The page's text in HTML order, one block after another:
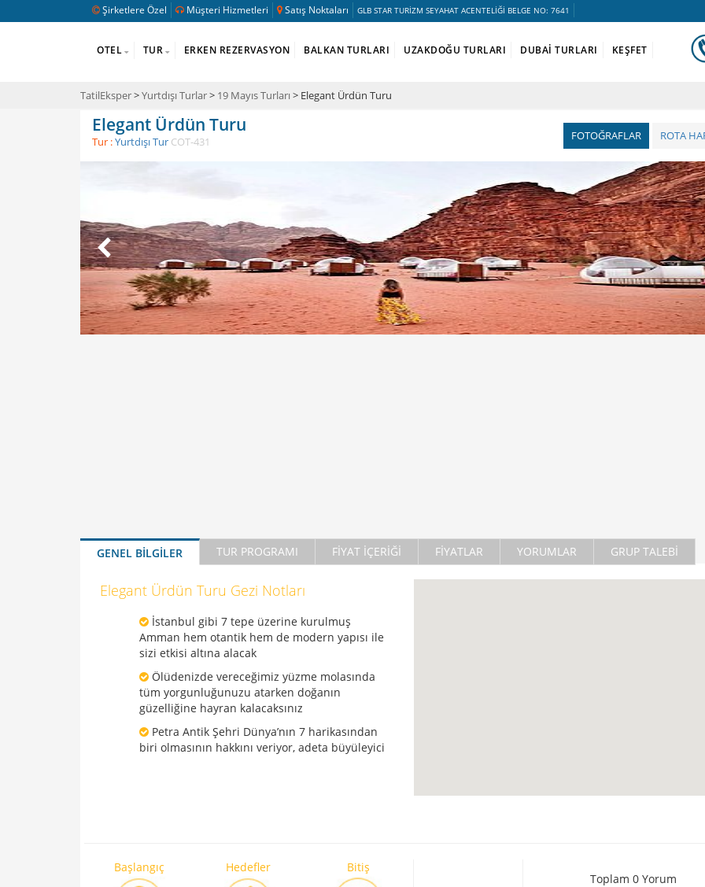
Şirketlere Özel Müşteri Hizmetleri Satış Noktaları GLB STAR TURİZM SEYAHAT ACENTELİĞİ BELGE NO: 7641
OTEL TUR ERKEN REZERVASYON BALKAN TURLARI UZAKDOĞU TURLARI DUBAİ TURLARI KEŞFET
TatilEksper>Yurtdışı Turlar> 19 Mayıs Turları> Elegant Ürdün Turu
Elegant Ürdün Turu
Tur :Yurtdışı Tur COT-431 ROTA
FOTOĞRAFLAR
GENEL BİLGİLER TUR PROGRAMI FİYAT İÇERİĞİ FİYATLAR YORUMLAR GRUP TALEBİ
Elegant Ürdün Turu Gezi Notları
İstanbul gibi 7 tepe üzerine kurulmuş
Amman hem otantik hem de modern yapısı ile
sizi etkisi altına alacak
Ölüdenizde vereceğimiz yüzme molasında
tüm yorgunluğunuzu atarken doğanın
güzelliğine hayran kalacaksınız
Petra Antik Şehri Dünya’nın 7 harikasından
biri olmasının hakkını veriyor, adeta büyüleyici
Başlangıç Hedefler Bitiş
Toplam 0 Yorum